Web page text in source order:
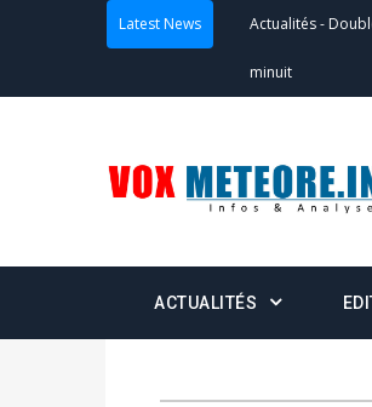
Latest News Actualités-
minuit
Politique-
Centralisation
formation
Politique
ACTUALITÉS